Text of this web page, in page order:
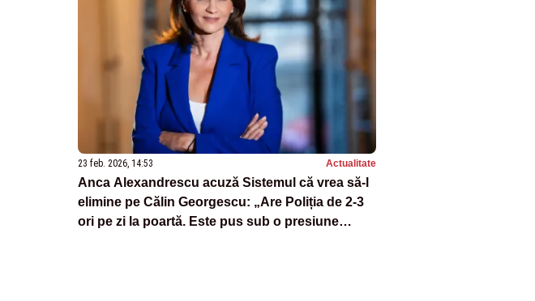
23 feb. 2026, 14:53 Actualitate
Anca Alexandrescu acuză Sistemul că vrea să-l
elimine pe Călin Georgescu: „Are Poliția de 2-3
ori pe zi la poartă. Este pus sub o presiune